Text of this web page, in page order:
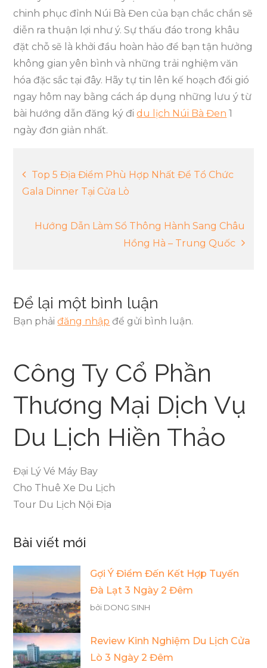
chinh phục đỉnh Núi Bà Đen của bạn chắc chắn sẽ
diễn ra thuận lợi như ý. Sự thấu đáo trong khâu
đặt chỗ sẽ là khởi đầu hoàn hảo để bạn tận hưởng
không gian yên bình và những trải nghiệm văn
hóa đặc sắc tại đây. Hãy tự tin lên kế hoạch đổi gió
ngay hôm nay bằng cách áp dụng những lưu ý từ
bài hướng dẫn đăng ký đidu lịch Núi Bà Đen 1
ngày đơn giản nhất.
Điều
hướng
bài
Top 5 Địa Điểm Phù Hợp Nhất Để Tổ Chức
Gala Dinner Tại Cửa Lò
Hướng Dẫn Làm Sổ Thông Hành Sang Châu
Hồng Hà – Trung Quốc
Để lại một bình luận
Bạn phảiđăng nhập để gửi bình luận.
Công Ty Cổ Phần
Thương Mại Dịch Vụ
Du Lịch Hiền Thảo
Đại Lý Vé Máy Bay
Cho Thuê Xe Du Lịch
Tour Du Lịch Nội Địa
Bài viết mới
Gợi Ý Điểm Đến Kết Hợp Tuyến
Đà Lạt 3 Ngày 2 Đêm
bởi DONG SINH
Review Kinh Nghiệm Du Lịch Cửa
Lò 3 Ngày 2 Đêm